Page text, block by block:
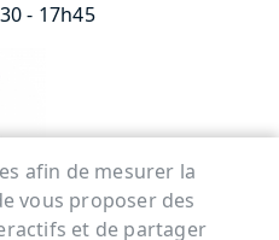
- 17h45
afin de mesurer la
vous proposer des
et de partager